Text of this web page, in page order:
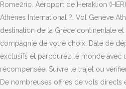
Rome2rio. Aéroport de Heraklion
Athènes International ?. Vol Genève
destination de la Grèce continentale
compagnie de votre choix. Date de
exclusifs et parcourez le monde avec
récompensée. Suivre le trajet ou
De nombreuses offres de vols directs